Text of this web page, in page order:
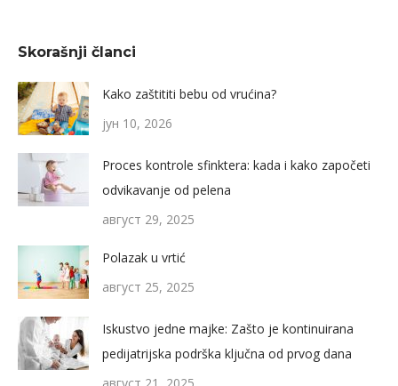
Skorašnji članci
Kako zaštititi bebu od vrućina?
јун 10, 2026
Proces kontrole sfinktera: kada i kako započeti
odvikavanje od pelena
август 29, 2025
Polazak u vrtić
август 25, 2025
Iskustvo jedne majke: Zašto je kontinuirana
pedijatrijska podrška ključna od prvog dana